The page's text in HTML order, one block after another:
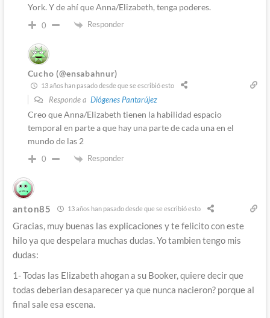
York. Y de ahí que Anna/Elizabeth, tenga poderes.
0 Responder
Cucho (@ensabahnur)
13 años han pasado desde que se escribió esto
Responde a Diógenes Pantarújez
Creo que Anna/Elizabeth tienen la habilidad espacio
temporal en parte a que hay una parte de cada una en el
mundo de las 2
0 Responder
anton85 13 años han pasado desde que se escribió esto
Gracias, muy buenas las explicaciones y te felicito con este
hilo ya que despelara muchas dudas. Yo tambien tengo mis
dudas:
1- Todas las Elizabeth ahogan a su Booker, quiere decir que
todas deberian desaparecer ya que nunca nacieron? porque al
final sale esa escena.